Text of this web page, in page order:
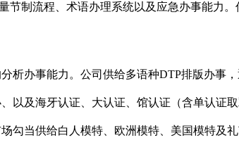
流程、术语办理系统以及应急办事能力。
办事能力。公司供给多语种DTP排版办事，
以及海牙认证、大认证、馆认证（含单认证
勾当供给白人模特、欧洲模特、美国模特及